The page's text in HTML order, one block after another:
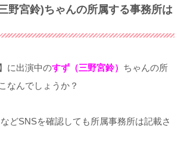
野宮鈴)ちゃんの所属する事務所は
に出演中のすず（三野宮鈴） ちゃんの所
なんでしょうか？
どSNSを確認しても所属事務所は記載さ